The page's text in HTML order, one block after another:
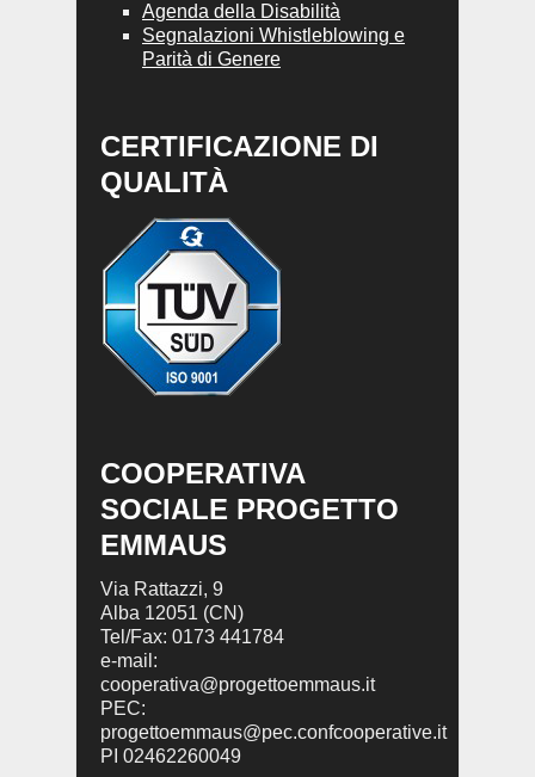
Agenda della Disabilità
Segnalazioni Whistleblowing e
Parità di Genere
CERTIFICAZIONE DI
QUALITÀ
COOPERATIVA
SOCIALE PROGETTO
EMMAUS
Via Rattazzi, 9
Alba 12051 (CN)
Tel/Fax: 0173 441784
e-mail:
cooperativa@progettoemmaus.it
PEC:
progettoemmaus@pec.confcooperative.it
PI 02462260049